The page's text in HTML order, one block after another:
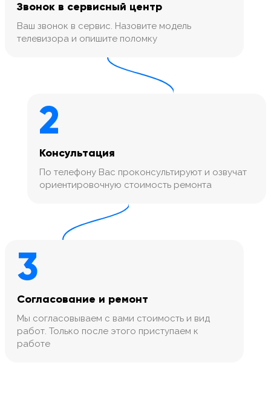
Звонок в сервисный центр
Ваш звонок в сервис. Назовите модель
телевизора и опишите поломку
2
Консультация
По телефону Вас проконсультируют и озвучат
ориентировочную стоимость ремонта
3
Согласование и ремонт
Мы согласовываем с вами стоимость и вид
работ. Только после этого приступаем к
работе